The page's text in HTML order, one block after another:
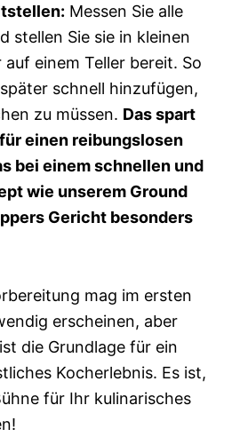
Messen Sie alle
stellen Sie sie in kleinen
auf einem Teller bereit. So
schnell hinzufügen,
zu müssen. Das spart
einen reibungslosen
bei einem schnellen und
wie unserem Ground
Gericht besonders
mag im ersten
erscheinen, aber
die Grundlage für ein
Kocherlebnis. Es ist,
für Ihr kulinarisches